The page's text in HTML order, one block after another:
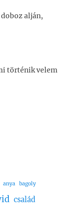
alján,
történik velem
anya bagoly
család